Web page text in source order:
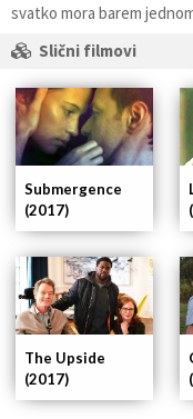
svatko mora barem
Slični filmovi
The Upside
(2017)
Submergence
(2017)